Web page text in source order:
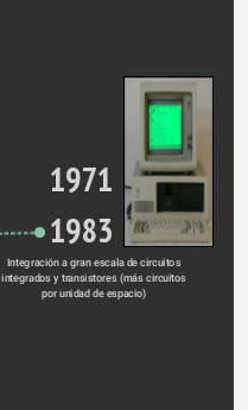
1971
1983
Integración a gran escala de circuitos
integrados y transistores (más circuitos
por unidad de espacio)